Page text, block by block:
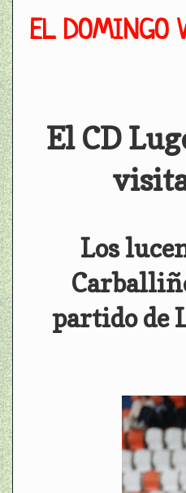
EL DOMINGO
El CD
Los
partido de